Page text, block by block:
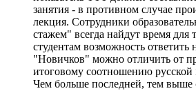
занятия - в противном случае
лекция. Сотрудники
стажем" всегда найдут время для
студентам возможность ответить
"Новичков" можно отличить от
итоговому соотношению русской
Чем больше последней, тем выше